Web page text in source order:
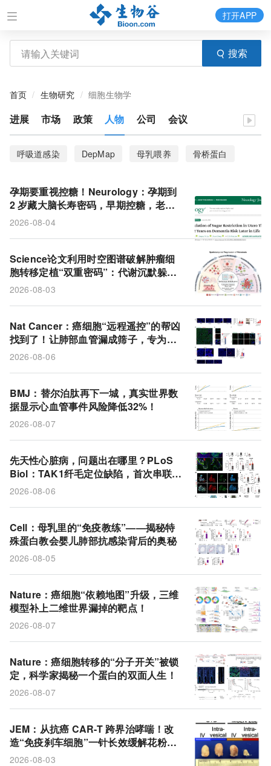
搜索
打开APP
首页 生物研究 细胞生物学
进展 市场 政策 人物 公司 会议
呼吸道感染 DepMap 母乳喂养
骨桥蛋白
隐窝
结直肠癌 临床结局
ZFP36L2
胰腺癌
细胞外囊泡
痴呆症
白介素-6
脂质囊泡
MACE 先天性心脏病
2型糖尿病
孕期要重视控糖！Neurology：孕期到
2 岁藏大脑长寿密码，早期控糖，老年
痴呆晚来近 3 年
2026-08-04
Science论文利用时空图谱破解肿瘤细
胞转移定植“双重密码”：代谢沉默躲避
免疫，巨噬细胞接力助长
2026-08-03
Nat Cancer：癌细胞“远程遥控”的帮凶
找到了！让肺部血管漏成筛子，专为转
移开道
2026-08-06
BMJ：替尔泊肽再下一城，真实世界数
据显示心血管事件风险降低32%！
2026-08-07
先天性心脏病，问题出在哪里？PLoS
Biol：TAK1纤毛定位缺陷，首次串联起
先心病+多系统畸形的统一通路
2026-08-06
Cell：母乳里的“免疫教练”——揭秘特
殊蛋白教会婴儿肺部抗感染背后的奥秘
2026-08-05
Nature：癌细胞“依赖地图”升级，三维
模型补上二维世界漏掉的靶点！
2026-08-07
Nature：癌细胞转移的“分子开关”被锁
定，科学家揭秘一个蛋白的双面人生！
2026-08-07
JEM：从抗癌 CAR-T 跨界治哮喘！改
造“免疫刹车细胞”一针长效缓解花粉过
敏
2026-08-03